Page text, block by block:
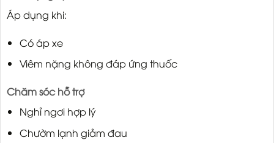
Áp dụng khi:
Có áp xe
Viêm nặng không đáp ứng thuốc
Chăm sóc hỗ trợ
Nghỉ ngơi hợp lý
Chườm lạnh giảm đau